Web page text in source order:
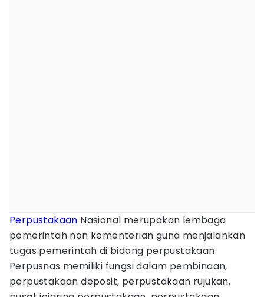
Perpustakaan Nasional merupakan lembaga
pemerintah non kementerian guna menjalankan
tugas pemerintah di bidang perpustakaan.
Perpusnas memiliki fungsi dalam pembinaan,
perpustakaan deposit, perpustakaan rujukan,